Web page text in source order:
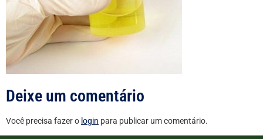
Deixe um comentário
Você precisa fazer o login para publicar um comentário.